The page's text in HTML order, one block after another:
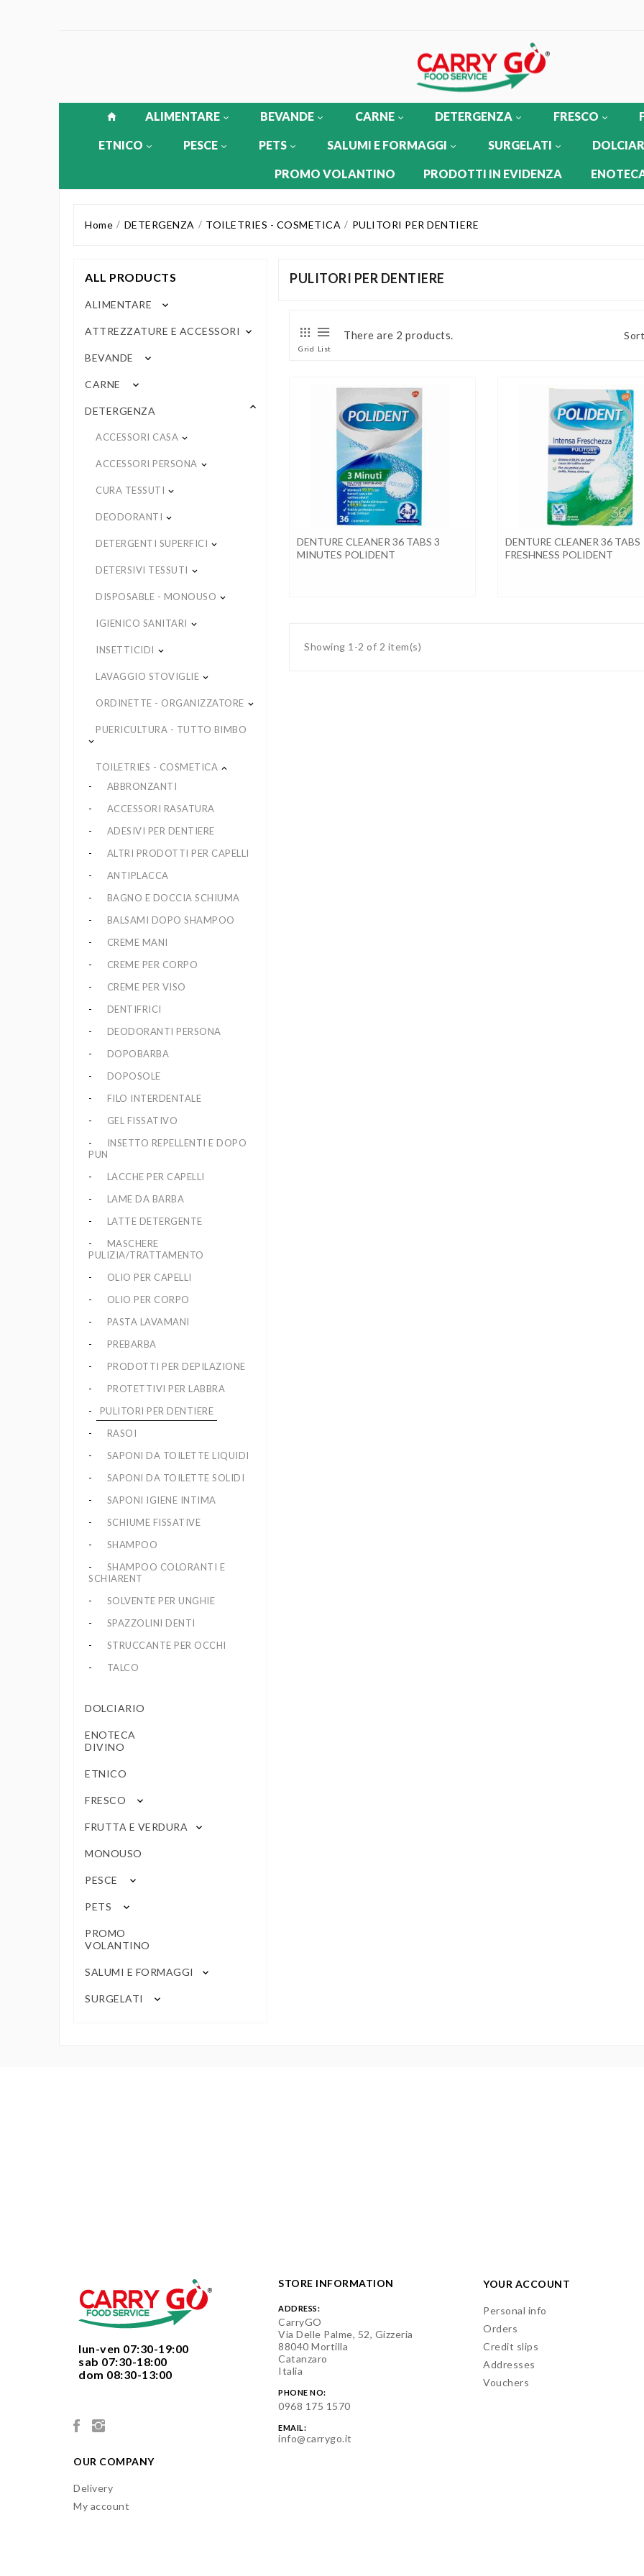
ALIMENTARE BEVANDE CARNE DETERGENZA FRESCO
ETNICO PESCE PETS SALUMI E FORMAGGI SURGELATI
PROMO VOLANTINO PRODOTTI IN EVIDENZA
Home DETERGENZA TOILETRIES - COSMETICA PULITORI PER DENTIERE
ALL PRODUCTS
ALIMENTARE keyboard_arrow_down
ATTREZZATURE E ACCESSORI keyboard_arrow_down
BEVANDE keyboard_arrow_down
CARNE keyboard_arrow_down
DETERGENZA keyboard_arrow_up
ACCESSORI CASA keyboard_arrow_down
ACCESSORI PERSONA keyboard_arrow_down
CURA TESSUTI keyboard_arrow_down
DEODORANTI keyboard_arrow_down
DETERGENTI SUPERFICI keyboard_arrow_down
DETERSIVI TESSUTI keyboard_arrow_down
DISPOSABLE - MONOUSO keyboard_arrow_down
IGIENICO SANITARI keyboard_arrow_down
INSETTICIDI keyboard_arrow_down
LAVAGGIO STOVIGLIE keyboard_arrow_down
ORDINETTE - ORGANIZZATORE keyboard_arrow_down
PUERICULTURA - TUTTO BIMBO
keyboard_arrow_down
TOILETRIES - COSMETICA keyboard_arrow_up
ABBRONZANTI
ACCESSORI RASATURA
ADESIVI PER DENTIERE
ALTRI PRODOTTI PER CAPELLI
ANTIPLACCA
BAGNO E DOCCIA SCHIUMA
BALSAMI DOPO SHAMPOO
CREME MANI
CREME PER CORPO
CREME PER VISO
DENTIFRICI
DEODORANTI PERSONA
DOPOBARBA
DOPOSOLE
FILO INTERDENTALE
GEL FISSATIVO
INSETTO REPELLENTI E DOPO
PUN
LACCHE PER CAPELLI
LAME DA BARBA
LATTE DETERGENTE
MASCHERE
PULIZIA/TRATTAMENTO
OLIO PER CAPELLI
OLIO PER CORPO
PASTA LAVAMANI
PREBARBA
PRODOTTI PER DEPILAZIONE
PROTETTIVI PER LABBRA
PULITORI PER DENTIERE
RASOI
SAPONI DA TOILETTE LIQUIDI
SAPONI DA TOILETTE SOLIDI
SAPONI IGIENE INTIMA
SCHIUME FISSATIVE
SHAMPOO
SHAMPOO COLORANTI E
SCHIARENT
SOLVENTE PER UNGHIE
SPAZZOLINI DENTI
STRUCCANTE PER OCCHI
TALCO
DOLCIARIO
ENOTECA
DIVINO
ETNICO
FRESCO keyboard_arrow_down
FRUTTA E VERDURA keyboard_arrow_down
MONOUSO
PESCE keyboard_arrow_down
PETS keyboard_arrow_down
PROMO
VOLANTINO
SALUMI E FORMAGGI keyboard_arrow_down
SURGELATI keyboard_arrow_down
PULITORI PER DENTIERE
Grid List
There are 2 products.
DENTURE CLEANER 36 TABS 3
MINUTES POLIDENT
DENTURE CLEANER 36 TABS
FRESHNESS POLIDENT
Showing 1-2 of 2 item(s)
  lun-ven 07:30-19:00
  sab 07:30-18:00
  dom 08:30-13:00
STORE INFORMATION
ADDRESS:
CarryGO
Via Delle Palme, 52, Gizzeria
88040 Mortilla
Catanzaro
Italia
PHONE NO:
0968 175 1570
EMAIL:
info@carrygo.it
YOUR ACCOUNT
Personal info
Orders
Credit slips
Addresses
Vouchers
OUR COMPANY
Delivery
My account